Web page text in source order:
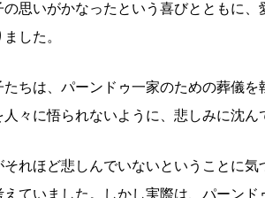
思いがかなったという喜びとともに、
した。
ちは、パーンドゥ一家のための葬儀を
々に悟られないように、悲しみに沈ん
れほど悲しんでいないということに気
ていました。しかし実際は、パーンド